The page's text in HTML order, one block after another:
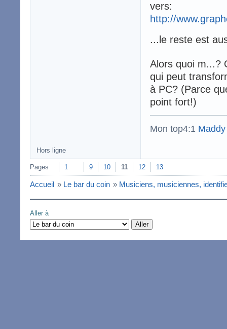
vers:
http://
...le reste est
Alors quoi m...?
qui peut
à PC? (Parce
point fort!)
Mon top4:1
Hors ligne
Pages 1 9 10 11 12 13
Accueil » Le bar du coin » Musiciens, musiciennes,
Aller à